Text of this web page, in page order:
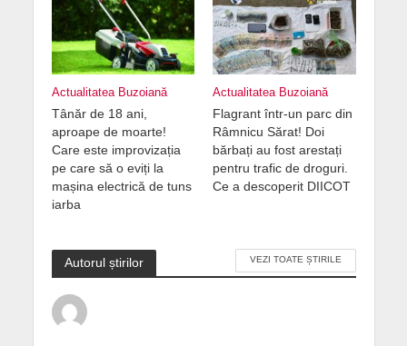
Actualitatea Buzoiană
Tânăr de 18 ani,
aproape de moarte!
Care este improvizația
pe care să o eviți la
mașina electrică de tuns
iarba
Actualitatea Buzoiană
Flagrant într-un parc din
Râmnicu Sărat! Doi
bărbați au fost arestați
pentru trafic de droguri.
Ce a descoperit DIICOT
Autorul știrilor VEZI TOATE ȘTIRILE